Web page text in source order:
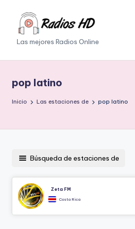
Saltar
contenidoLas mejores Radios Online
pop latino
Inicio Las estaciones de pop latino
Búsqueda de estaciones de
Zeta FM
Costa Rica